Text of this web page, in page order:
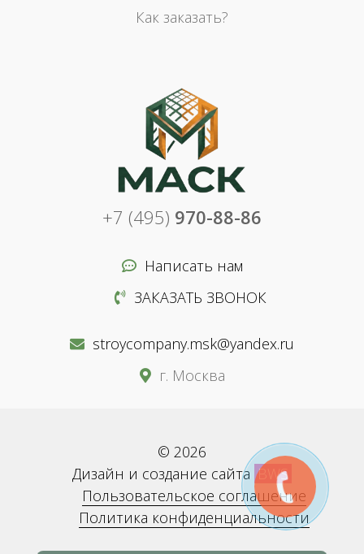
Как заказать?
+7 (495) 970-88-86
Написать нам
ЗАКАЗАТЬ ЗВОНОК
stroycompany.msk@yandex.ru
г. Москва
© 2026
Дизайн и создание сайта BWS
Пользовательское соглашение
Политика конфиденциальности